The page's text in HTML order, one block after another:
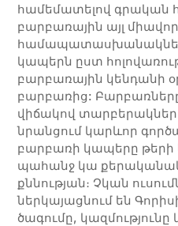
համեմատելով գրական
բարբառային այլ
կապերն ըստ
բարբառային կենդանի
բարբառից:
վիճակով
նրանցում կարևոր
բարբառի կապերը թերի
պահանջ կա
քննության։ Չկան
ներկայացնում են
ծագումը,